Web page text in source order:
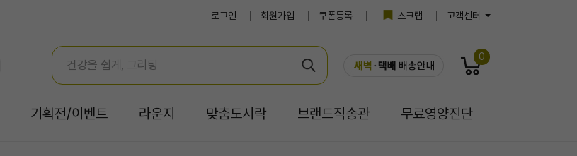
로그인 회원가입 쿠폰등록 스크랩 고객센터
0
기획전/이벤트 라운지 맞춤도시락 브랜드직송관 무료영양진단